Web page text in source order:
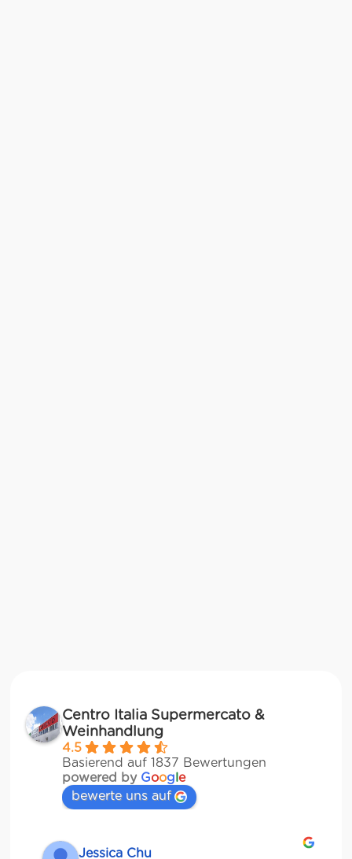
Centro Italia Supermercato &
Weinhandlung
4.5
Basierend auf 1837 Bewertungen
powered by Google
bewerte uns auf
Jessica Chu